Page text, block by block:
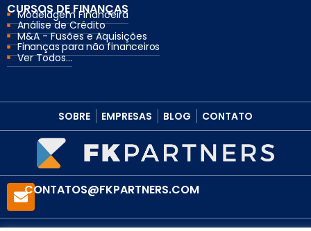
CURSOS DE FINANÇAS
Modelagem Financeira
Análise de Crédito
M&A - Fusões e Aquisições
Finanças para não financeiros
Ver Todos...
SOBRE EMPRESAS BLOG CONTATO
CONTATOS@FKPARTNERS.COM